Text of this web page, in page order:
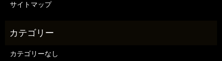
サイトマップ
カテゴリーなし